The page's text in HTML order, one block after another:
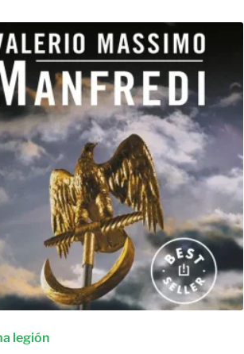
legión